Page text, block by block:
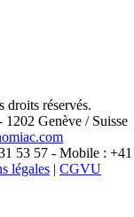
X
droits réservés.
Genève / Suisse
53 57 - Mobile :
légales | CGVU